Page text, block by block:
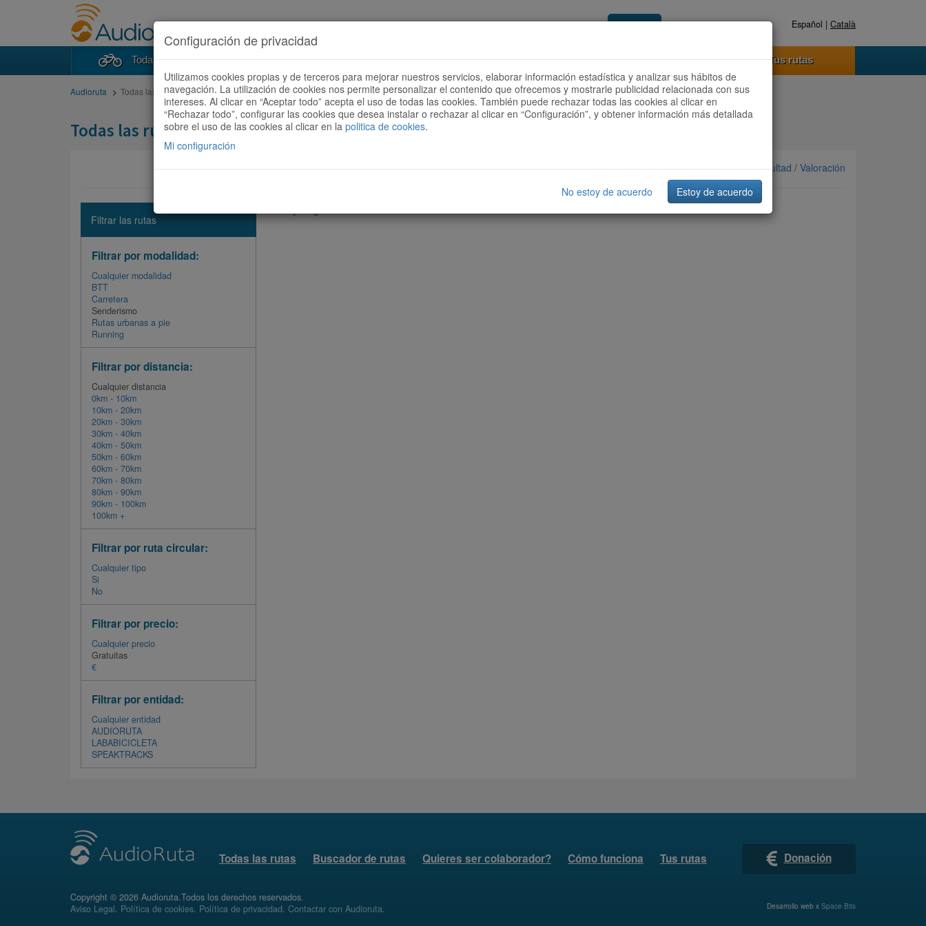
Acceder Registrate ahora Español | Català
Todas las rutas Buscador de rutas Quieres ser colaborador? Cómo funciona Tus rutas
Audioruta Todas las rutas
Todas las rutas
Ordenar por: Más recientes /Dificultad / Valoración
Filtrar las rutas
Filtrar por modalidad:
Cualquier modalidad
BTT
Carretera
Senderismo
Rutas urbanas a pie
Running
Filtrar por distancia:
Cualquier distancia
0km - 10km
10km - 20km
20km - 30km
30km - 40km
40km - 50km
50km - 60km
60km - 70km
70km - 80km
80km - 90km
90km - 100km
100km +
Filtrar por ruta circular:
Cualquier tipo
Si
No
Filtrar por precio:
Cualquier precio
Gratuitas
€
Filtrar por entidad:
Cualquier entidad
AUDIORUTA
LABABICICLETA
SPEAKTRACKS
Todas las rutas Buscador de rutas Quieres ser colaborador? Cómo funciona Tus rutas Donación
Copyright © 2026 Audioruta.Todos los derechos reservados.
Aviso Legal. Política de cookies. Política de privacidad. Contactar con Audioruta. Desarrollo web x Space Bits
Configuración de privacidad
Utilizamos cookies propias y de terceros para mejorar nuestros servicios, elaborar información estadística y analizar sus hábitos de
navegación. La utilización de cookies nos permite personalizar el contenido que ofrecemos y mostrarle publicidad relacionada con sus
intereses. Al clicar en “Aceptar todo” acepta el uso de todas las cookies. También puede rechazar todas las cookies al clicar en
“Rechazar todo”, configurar las cookies que desea instalar o rechazar al clicar en “Configuración”, y obtener información más detallada
sobre el uso de las cookies al clicar en la politica de cookies.
Mi configuración
No estoy de acuerdo Estoy de acuerdo